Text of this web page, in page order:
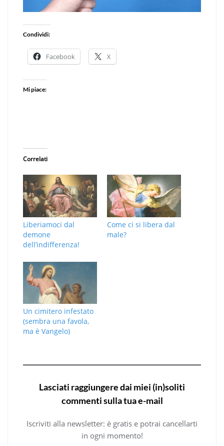
Condividi:
Facebook X
Mi piace:
Correlati
Liberiamoci dal
demone
dell’indifferenza!
Come ci si libera dal
male?
Un cimitero infestato
(sembra una favola,
ma è Vangelo)
Lasciati raggiungere dai miei (in)soliti
commenti sulla tua e-mail
Iscriviti alla newsletter: è gratis e potrai cancellarti
in ogni momento!